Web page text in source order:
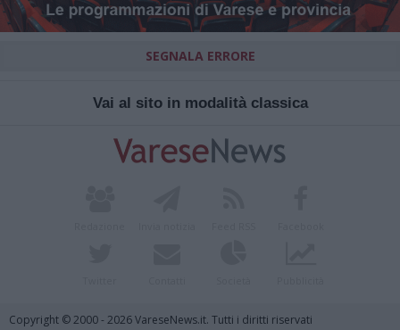
SEGNALA ERRORE
Vai al sito in modalità classica
Copyright © 2000 - 2026 VareseNews.it. Tutti i diritti riservati